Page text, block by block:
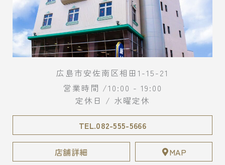
広島市安佐南区相田1-15-21
営業時間 /10:00 - 19:00
定休日 / 水曜定休
TEL.082-555-5666
店舗詳細 MAP